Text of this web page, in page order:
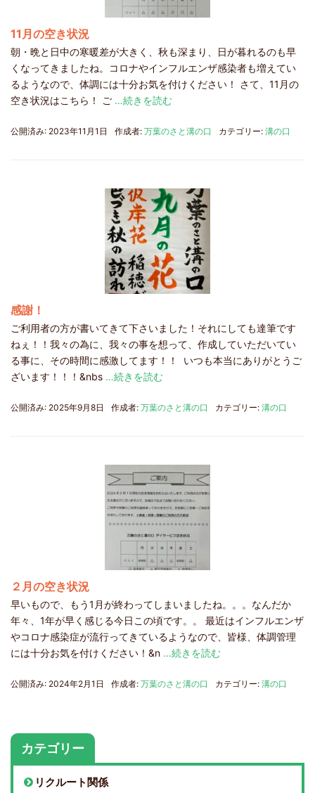
11月の空き状況
朝・晩と日中の寒暖差が大きく、秋も深まり、日が暮れるのも早
くなってきましたね。コロナやインフルエンザ感染者も増えてい
るようなので、体調には十分お気を付けください！ さて、11月の
空き状況はこちら！ ご …続きを読む
公開済み: 2023年11月1日 作成者: 万葉のさと溝の口 カテゴリー: 溝の口
感謝！
ご利用者の方が書いてきて下さいました！それにしても達筆です
ねぇ！！我々の為に、我々の事を想って、作成していただいてい
る事に、その時間に感激してます！！ いつも本当にありがとうご
ざいます！！！&nbs …続きを読む
公開済み: 2025年9月8日 作成者: 万葉のさと溝の口 カテゴリー: 溝の口
２月の空き状況
早いもので、もう1月が終わってしまいましたね。。。なんだか
年々、1年が早く感じる今日この頃です。。 最近はインフルエンザ
やコロナ感染症が流行ってきているようなので、皆様、体調管理
には十分お気を付けください！&n …続きを読む
公開済み: 2024年2月1日 作成者: 万葉のさと溝の口 カテゴリー: 溝の口
カテゴリー
リクルート関係